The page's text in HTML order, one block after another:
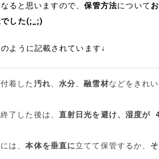
ると思いますので、 保管方法について
した(;_;)
ように記載されています↓
着した 汚れ 水分 、融雪材などをきれ
了した後は、 直射日光を避け、湿度
は、本体を垂直に立てて保管するか、